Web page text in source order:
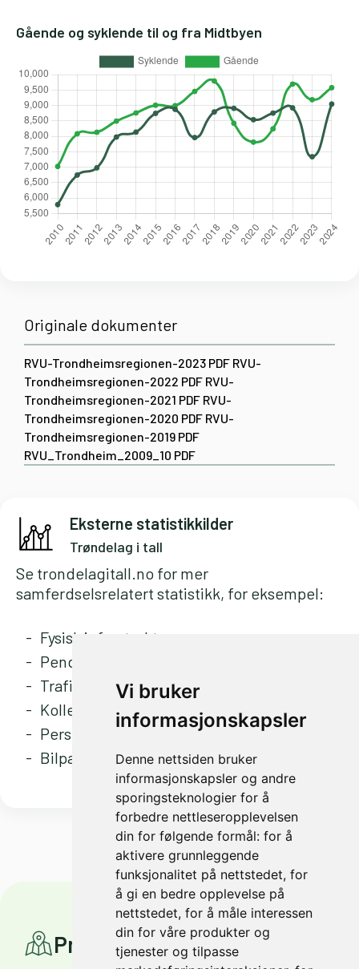
Vi bruker
informasjonskapsler
Denne nettsiden bruker
informasjonskapsler og andre
sporingsteknologier for å
forbedre nettleseropplevelsen
din for følgende formål: for å
aktivere grunnleggende
funksjonalitet på nettstedet, for
å gi en bedre opplevelse på
nettstedet, for å måle interessen
din for våre produkter og
tjenester og tilpasse
Gående og syklende til og fra Midtbyen
Originale dokumenter
RVU-Trondheimsregionen-2023 PDF RVU-
Trondheimsregionen-2022 PDF RVU-
Trondheimsregionen-2021 PDF RVU-
Trondheimsregionen-2020 PDF RVU-
Trondheimsregionen-2019 PDF
RVU_Trondheim_2009_10 PDF
Eksterne statistikkilder
Trøndelag i tall
Se trondelagitall.no for mer
samferdselsrelatert statistikk, for eksempel:
Fysisk infrastruktur
Pendling
Trafikkmengde på vei
Kollektiv
Persontransport på jernbane
Bilparken
(inkl. andel elbil)
Prosjekter